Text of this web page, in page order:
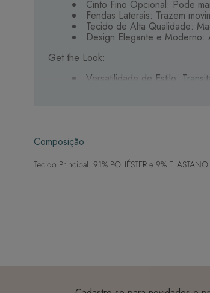
Cinto Fino Opcional: Pode
Fendas Laterais: Trazem
Tecido de Alta Qualidade:
Design Elegante e Moderno:
Get the Look:
Versatilidade de Estilo:
Composição
Tecido Principal: 91% POLIÉSTER e 9% ELASTANO